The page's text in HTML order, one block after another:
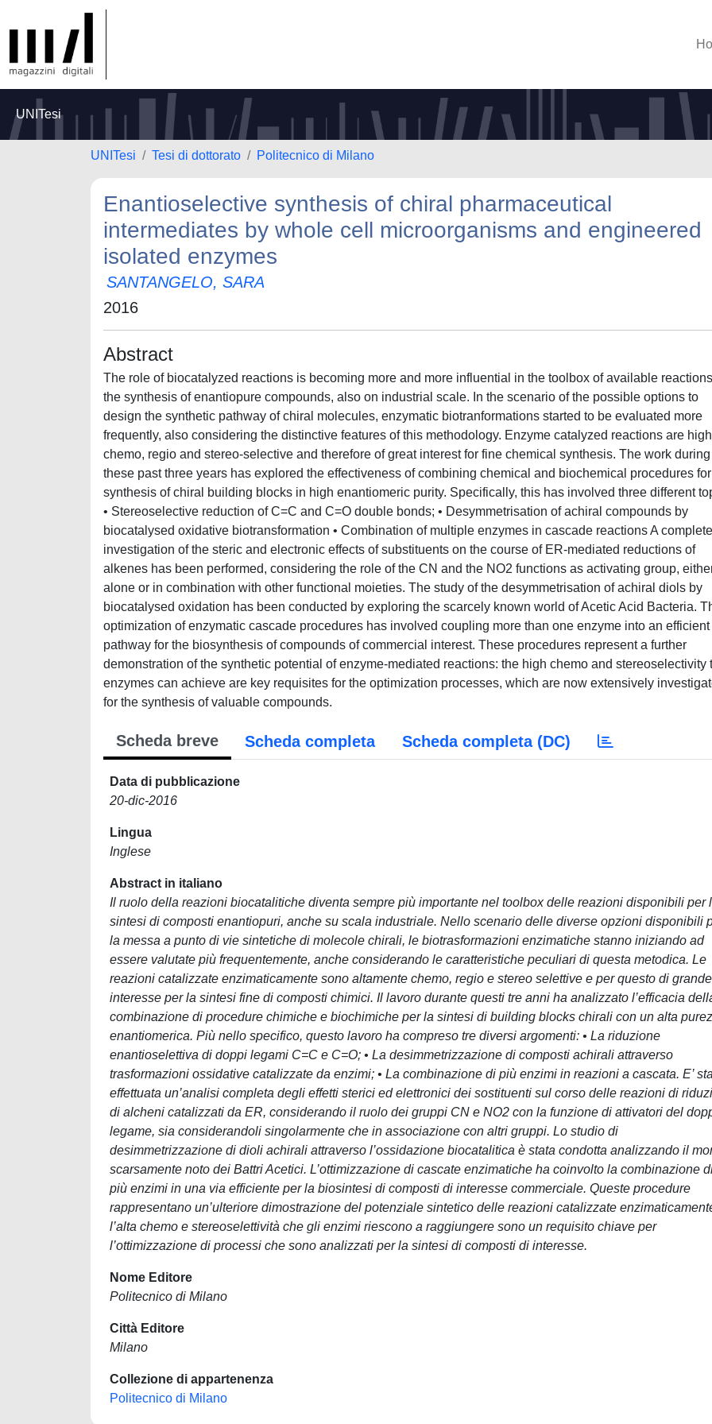
UNITesi
UNITesi Tesi di dottorato Politecnico di Milano
Enantioselective synthesis of chiral pharmaceutical
intermediates by whole cell microorganisms and engineered
isolated enzymes
SANTANGELO, SARA
2016
Abstract
The role of biocatalyzed reactions is becoming more and more influential in the toolbox of available
the synthesis of enantiopure compounds, also on industrial scale. In the scenario of the possible options to
design the synthetic pathway of chiral molecules, enzymatic biotranformations started to be evaluated more
frequently, also considering the distinctive features of this methodology. Enzyme catalyzed reactions are
chemo, regio and stereo-selective and therefore of great interest for fine chemical synthesis. The work during
these past three years has explored the effectiveness of combining chemical and biochemical procedures
synthesis of chiral building blocks in high enantiomeric purity. Specifically, this has involved three different
• Stereoselective reduction of C=C and C=O double bonds; • Desymmetrisation of achiral compounds by
biocatalysed oxidative biotransformation • Combination of multiple enzymes in cascade reactions A complete
investigation of the steric and electronic effects of substituents on the course of ER-mediated reductions of
alkenes has been performed, considering the role of the CN and the NO2 functions as activating group,
alone or in combination with other functional moieties. The study of the desymmetrisation of achiral diols by
biocatalysed oxidation has been conducted by exploring the scarcely known world of Acetic Acid Bacteria.
optimization of enzymatic cascade procedures has involved coupling more than one enzyme into an efficient
pathway for the biosynthesis of compounds of commercial interest. These procedures represent a further
demonstration of the synthetic potential of enzyme-mediated reactions: the high chemo and stereoselectivity
enzymes can achieve are key requisites for the optimization processes, which are now extensively
for the synthesis of valuable compounds.
Scheda breve Scheda completa Scheda completa (DC)
Data di pubblicazione
20-dic-2016
Lingua
Inglese
Abstract in italiano
Il ruolo della reazioni biocatalitiche diventa sempre più importante nel toolbox delle reazioni disponibili per
sintesi di composti enantiopuri, anche su scala industriale. Nello scenario delle diverse opzioni disponibili
la messa a punto di vie sintetiche di molecole chirali, le biotrasformazioni enzimatiche stanno iniziando ad
essere valutate più frequentemente, anche considerando le caratteristiche peculiari di questa metodica. Le
reazioni catalizzate enzimaticamente sono altamente chemo, regio e stereo selettive e per questo di grande
interesse per la sintesi fine di composti chimici. Il lavoro durante questi tre anni ha analizzato l’efficacia
combinazione di procedure chimiche e biochimiche per la sintesi di building blocks chirali con un alta
enantiomerica. Più nello specifico, questo lavoro ha compreso tre diversi argomenti: • La riduzione
enantioselettiva di doppi legami C=C e C=O; • La desimmetrizzazione di composti achirali attraverso
trasformazioni ossidative catalizzate da enzimi; • La combinazione di più enzimi in reazioni a cascata. E’
effettuata un’analisi completa degli effetti sterici ed elettronici dei sostituenti sul corso delle reazioni di
di alcheni catalizzati da ER, considerando il ruolo dei gruppi CN e NO2 con la funzione di attivatori del
legame, sia considerandoli singolarmente che in associazione con altri gruppi. Lo studio di
desimmetrizzazione di dioli achirali attraverso l’ossidazione biocatalitica è stata condotta analizzando il
scarsamente noto dei Battri Acetici. L’ottimizzazione di cascate enzimatiche ha coinvolto la combinazione
più enzimi in una via efficiente per la biosintesi di composti di interesse commerciale. Queste procedure
rappresentano un’ulteriore dimostrazione del potenziale sintetico delle reazioni catalizzate
l’alta chemo e stereoselettività che gli enzimi riescono a raggiungere sono un requisito chiave per
l’ottimizzazione di processi che sono analizzati per la sintesi di composti di interesse.
Nome Editore
Politecnico di Milano
Città Editore
Milano
Collezione di appartenenza
Politecnico di Milano